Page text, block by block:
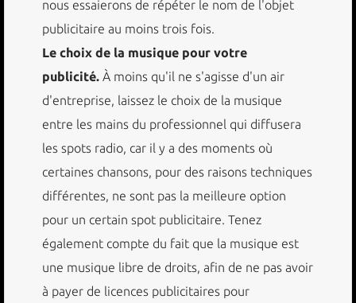
nous essaierons de répéter le nom de l'objet
publicitaire au moins trois fois.
Le choix de la musique pour votre
publicité. À moins qu'il ne s'agisse d'un air
d'entreprise, laissez le choix de la musique
entre les mains du professionnel qui diffusera
les spots radio, car il y a des moments où
certaines chansons, pour des raisons techniques
différentes, ne sont pas la meilleure option
pour un certain spot publicitaire. Tenez
également compte du fait que la musique est
une musique libre de droits, afin de ne pas avoir
à payer de licences publicitaires pour